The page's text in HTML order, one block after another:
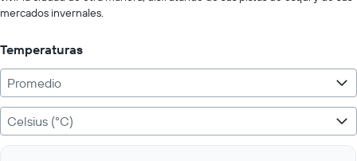
250.
mercados invernales.
Temperaturas
Promedio
Celsius (°C)